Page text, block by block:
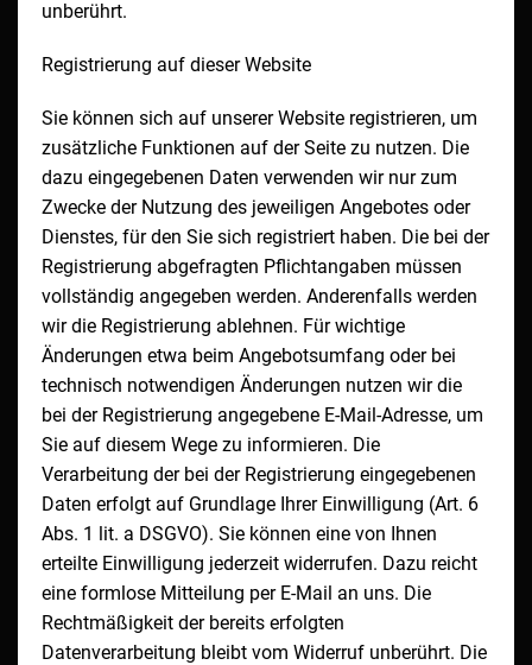
unberührt.
Registrierung auf dieser Website
Sie können sich auf unserer Website registrieren, um
zusätzliche Funktionen auf der Seite zu nutzen. Die
dazu eingegebenen Daten verwenden wir nur zum
Zwecke der Nutzung des jeweiligen Angebotes oder
Dienstes, für den Sie sich registriert haben. Die bei der
Registrierung abgefragten Pflichtangaben müssen
vollständig angegeben werden. Anderenfalls werden
wir die Registrierung ablehnen. Für wichtige
Änderungen etwa beim Angebotsumfang oder bei
technisch notwendigen Änderungen nutzen wir die
bei der Registrierung angegebene E-Mail-Adresse, um
Sie auf diesem Wege zu informieren. Die
Verarbeitung der bei der Registrierung eingegebenen
Daten erfolgt auf Grundlage Ihrer Einwilligung (Art. 6
Abs. 1 lit. a DSGVO). Sie können eine von Ihnen
erteilte Einwilligung jederzeit widerrufen. Dazu reicht
eine formlose Mitteilung per E-Mail an uns. Die
Rechtmäßigkeit der bereits erfolgten
Datenverarbeitung bleibt vom Widerruf unberührt. Die